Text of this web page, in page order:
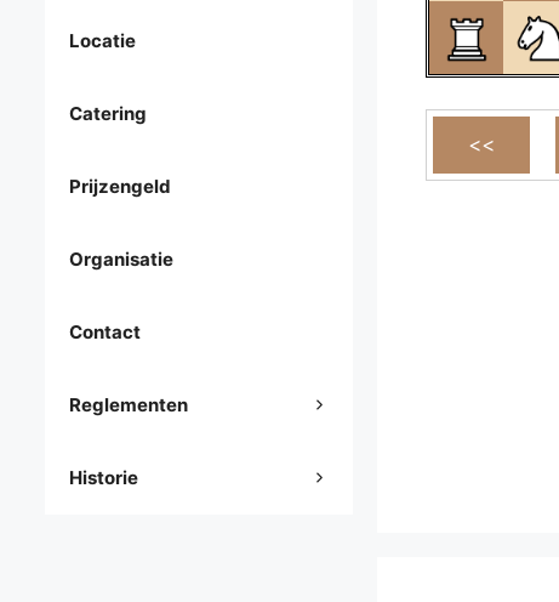
Locatie
Catering
Prijzengeld
Organisatie
Contact
Reglementen
Historie